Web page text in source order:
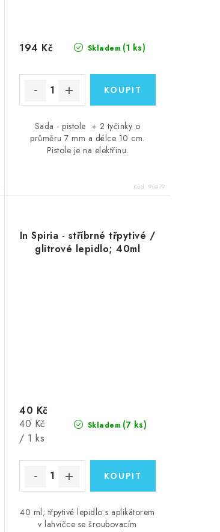
Skladem (1 ks)
194 Kč
Sada - pistole + 2 tyčinky o
průměru 7 mm a délce 10 cm.
Pistole je na elektřinu.
Kód:90479
In Spiria - stříbrné třpytivé /
glitrové lepidlo; 40ml
Skladem (7 ks)
40 Kč
Měrná
cena:
40 Kč
/ 1 ks
40 ml; třpytivé lepidlo s aplikátorem
v lahvičce se šroubovacím